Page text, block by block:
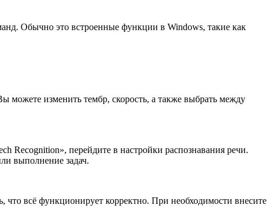
Обычно это встроенные функции в Windows, такие как
изменить тембр, скорость, а также выбрать между
Recognition», перейдите в настройки распознавания речи.
выполнение задач.
что всё функционирует корректно. При необходимости внесите